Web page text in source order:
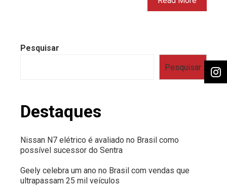
Pesquisar
Pesquisar
Destaques
Nissan N7 elétrico é avaliado no Brasil como
possível sucessor do Sentra
Geely celebra um ano no Brasil com vendas que
ultrapassam 25 mil veículos